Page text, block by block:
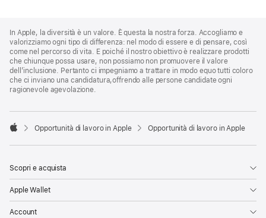
Footer
In Apple, la diversità è un valore. È questa la nostra forza. Accogliamo e
valorizziamo ogni tipo di differenza: nel modo di essere e di pensare, così
come nel percorso di vita. E poiché il nostro obiettivo è realizzare prodotti
che chiunque possa usare, non possiamo non promuovere il valore
dell’inclusione. Pertanto ci impegniamo a trattare in modo equo tutti coloro
che ci inviano una candidatura,offrendo alle persone candidate ogni
ragionevole agevolazione.

Opportunità di lavoro in Apple Opportunità di lavoro in Apple
Scopri e acquista
Apple Wallet
Account